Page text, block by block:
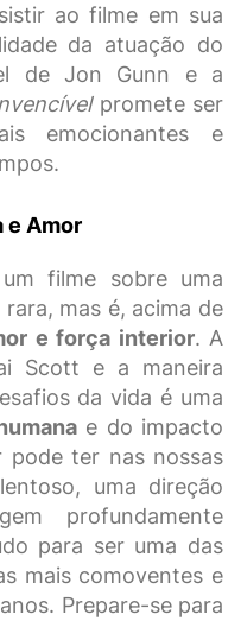
ao filme em sua
da atuação do
de Jon Gunn e a
promete ser
emocionantes e
e Amor
filme sobre uma
mas é, acima de
e força interior. A
Scott e a maneira
da vida é uma
e do impacto
ter nas nossas
uma direção
profundamente
para ser uma das
mais comoventes e
Prepare-se para